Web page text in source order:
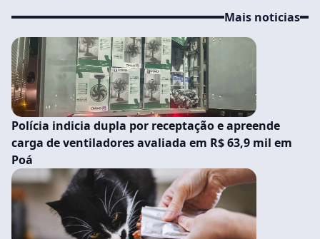
Mais noticias
Polícia indicia dupla por receptação e apreende
carga de ventiladores avaliada em R$ 63,9 mil em
Poá